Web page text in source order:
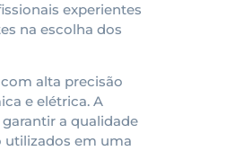
experientes
na escolha dos
alta precisão
e elétrica. A
a qualidade
utilizados em uma